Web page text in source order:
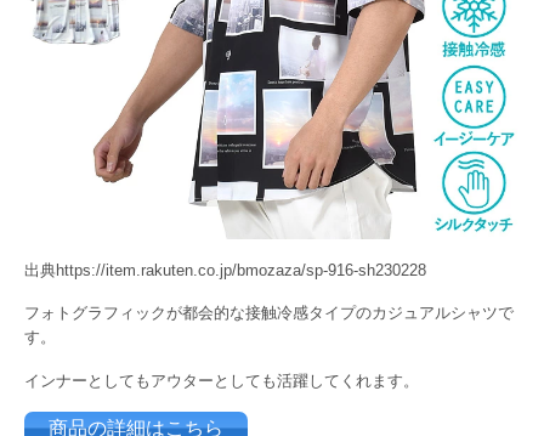
出典https://item.rakuten.co.jp/bmozaza/sp-916-sh230228
フォトグラフィックが都会的な接触冷感タイプのカジュアルシャツで
す。
インナーとしてもアウターとしても活躍してくれます。
商品の詳細はこちら